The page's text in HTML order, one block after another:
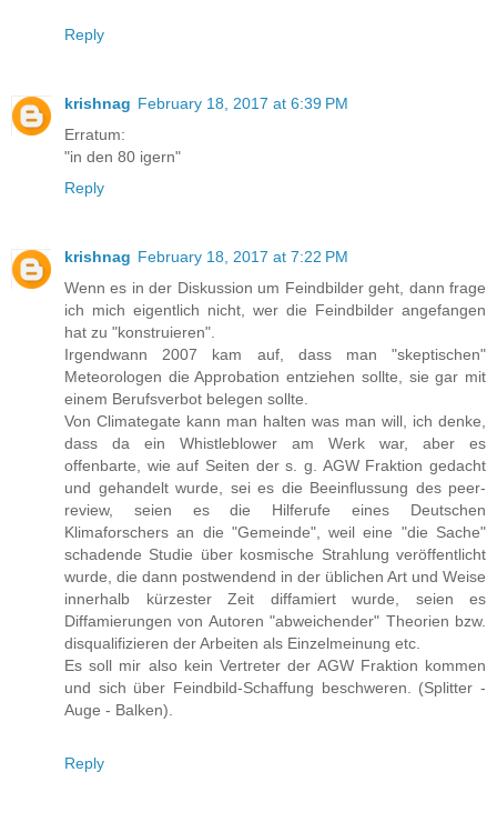
Reply
krishnag February 18, 2017 at 6:39 PM
Erratum:
"in den 80 igern"
Reply
krishnag February 18, 2017 at 7:22 PM
Wenn es in der Diskussion um Feindbilder geht, dann frage
ich mich eigentlich nicht, wer die Feindbilder angefangen
hat zu "konstruieren".
Irgendwann 2007 kam auf, dass man "skeptischen"
Meteorologen die Approbation entziehen sollte, sie gar mit
einem Berufsverbot belegen sollte.
Von Climategate kann man halten was man will, ich denke,
dass da ein Whistleblower am Werk war, aber es
offenbarte, wie auf Seiten der s. g. AGW Fraktion gedacht
und gehandelt wurde, sei es die Beeinflussung des peer-
review, seien es die Hilferufe eines Deutschen
Klimaforschers an die "Gemeinde", weil eine "die Sache"
schadende Studie über kosmische Strahlung veröffentlicht
wurde, die dann postwendend in der üblichen Art und Weise
innerhalb kürzester Zeit diffamiert wurde, seien es
Diffamierungen von Autoren "abweichender" Theorien bzw.
disqualifizieren der Arbeiten als Einzelmeinung etc.
Es soll mir also kein Vertreter der AGW Fraktion kommen
und sich über Feindbild-Schaffung beschweren. (Splitter -
Auge - Balken).
Reply